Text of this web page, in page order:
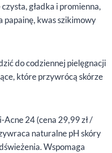
gładka i promienna,
papainę, kwas szikimowy
do codziennej pielęgnacji
które przywrócą skórze
Acne 24 (cena 29,99 zł /
naturalne pH skóry
Wspomaga